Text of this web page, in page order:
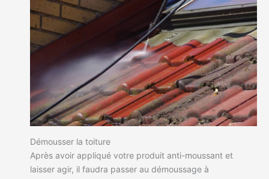
Démousser la toiture
Après avoir appliqué votre produit anti-moussant et
laisser agir, il faudra passer au démoussage à